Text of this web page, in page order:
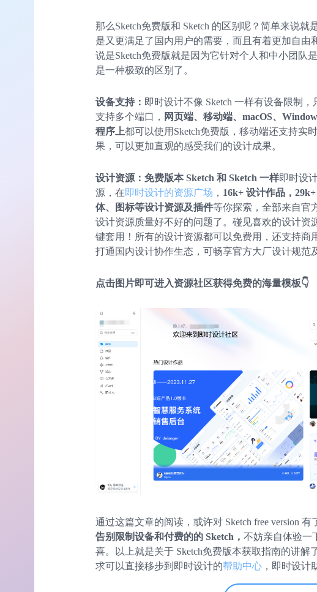
那么Sketch免费版和 Sketch 的区别呢？简单来说就
是又更满足了国内用户的需要，而且有着更加自由
说是Sketch免费版就是因为它针对个人和中小团队
是一种极致的区别了。
设备支持： 即时设计不像 Sketch 一样有设备限制
支持多个端口， 网页端、移动端、macOS、
程序上都可以使用Sketch免费版，移动端还支持实
果，可以更加直观的感受我们的设计成果。
设计资源：免费版本 Sketch 和 Sketch 一样即时设
源，在即时设计的资源广场 ， 16k+ 设计作品，
体、图标等设计资源及插件等你探索，全部来自官
设计资源质量好不好的问题了。碰见喜欢的设计资
键套用！所有的设计资源都可以免费用，还支持商
打通国内设计协作生态，可畅享官方大厂设计规范
点击图片即可进入资源社区获得免费的海量模板👇
通过这篇文章的阅读，或许对 Sketch free version 有
告别限制设备和付费的的 Sketch， 不妨亲自体验一
喜。以上就是关于 Sketch免费版本获取指南的讲解
求可以直接移步到即时设计的帮助中心 ，即时设计